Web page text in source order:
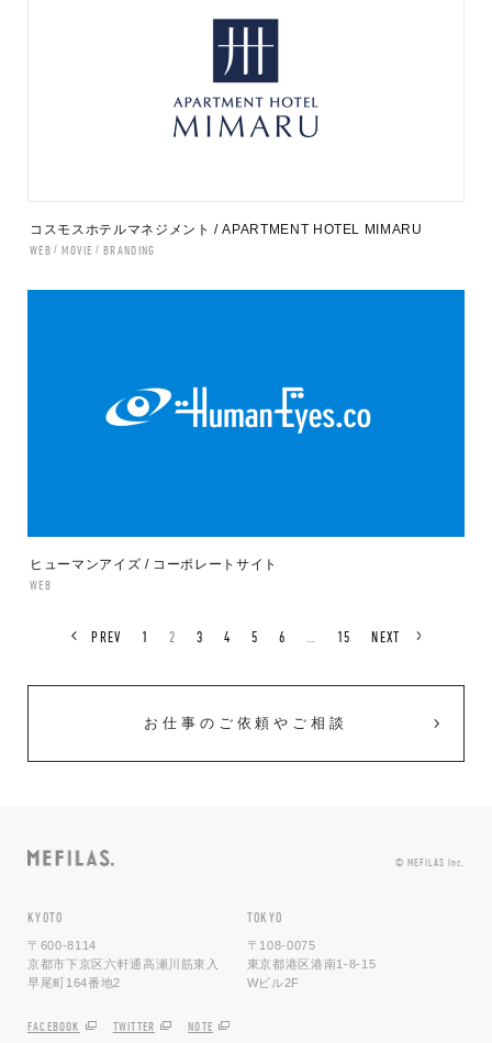
コスモスホテルマネジメント / APARTMENT HOTEL MIMARU
WEB
MOVIE BRANDING
ヒューマンアイズ / コーポレートサイト
WEB
PREV 1 2 3 4 5 6 15 NEXT
お仕事のご依頼やご相談
KYOTO
〒600-8114
京都市下京区六軒通高瀬川筋東入
早尾町164番地2
TOKYO
〒108-0075
東京都港区港南1-8-15
Wビル2F
FACEBOOK TWITTER NOTE
© MEFILAS Inc.